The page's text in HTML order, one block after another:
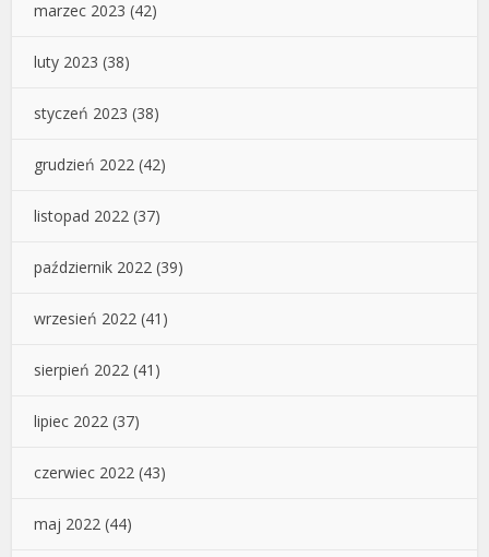
marzec 2023 (42)
luty 2023 (38)
styczeń 2023 (38)
grudzień 2022 (42)
listopad 2022 (37)
październik 2022 (39)
wrzesień 2022 (41)
sierpień 2022 (41)
lipiec 2022 (37)
czerwiec 2022 (43)
maj 2022 (44)